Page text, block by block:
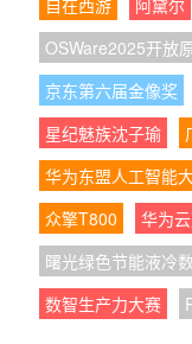
08:07:58 |
暖让舒适提
08:07:27
+伴手礼清单
08:07:00 |
购机可享国
08:07:59
能见度等六
自在西游 阿黛尔
OSWare2025开放
京东第六届金像奖
星纪魅族沈子瑜
华为东盟人工智能
众擎T800
华为
曙光绿色节能液冷
数智生产力大赛